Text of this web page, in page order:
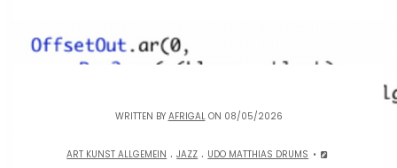
WRITTEN BY AFRIGALON 08/05/2026
ART KUNST ALLGEMEIN .JAZZ . UDO MATTHIAS DRUMS